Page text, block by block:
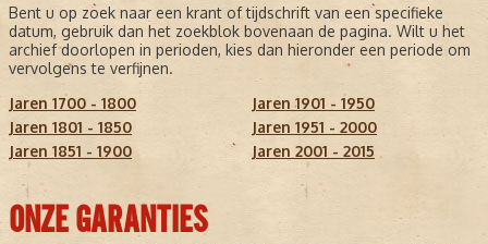
Bent u op zoek naar een krant of tijdschrift van een specifieke
datum, gebruik dan het zoekblok bovenaan de pagina. Wilt u het
archief doorlopen in perioden, kies dan hieronder een periode om
vervolgens te verfijnen.
Jaren 1700 - 1800
Jaren 1801 - 1850
Jaren 1851 - 1900
Jaren 1901 - 1950
Jaren 1951 - 2000
Jaren 2001 - 2015
ONZE GARANTIES